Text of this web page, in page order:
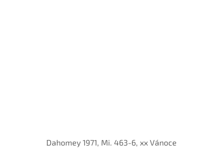
Dahomey 1971, Mi. 463-6, xx Vánoce